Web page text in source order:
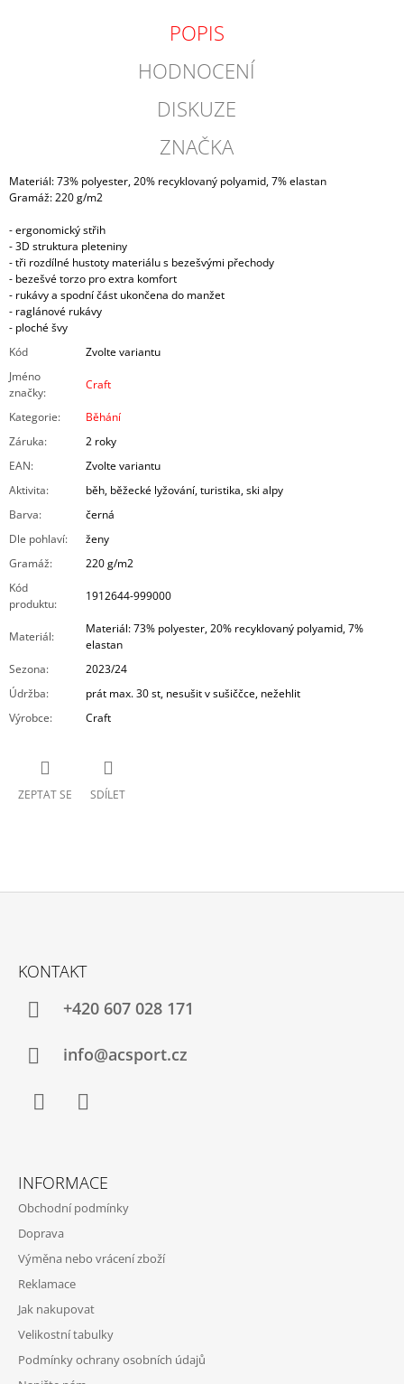
POPIS
HODNOCENÍ
DISKUZE
ZNAČKA
Materiál: 73% polyester, 20% recyklovaný polyamid, 7% elastan
Gramáž: 220 g/m2
- ergonomický střih
- 3D struktura pleteniny
- tři rozdílné hustoty materiálu s bezešvými přechody
- bezešvé torzo pro extra komfort
- rukávy a spodní část ukončena do manžet
- raglánové rukávy
- ploché švy
Kód
Zvolte variantu
Jméno
značky:
Craft
Kategorie:
Běhání
Záruka:
2 roky
EAN:
Zvolte variantu
Aktivita:
běh, běžecké lyžování, turistika, ski alpy
Barva:
černá
Dle pohlaví:
ženy
Gramáž:
220 g/m2
Kód
produktu:
1912644-999000
Materiál:
Materiál: 73% polyester, 20% recyklovaný polyamid, 7%
elastan
Sezona:
2023/24
Údržba:
prát max. 30 st, nesušit v sušiččce, nežehlit
Výrobce: Craft
ZEPTAT SE SDÍLET
KONTAKT
+420 607 028 171
info@acsport.cz
INFORMACE
Obchodní podmínky
Doprava
Výměna nebo vrácení zboží
Reklamace
Jak nakupovat
Velikostní tabulky
Podmínky ochrany osobních údajů